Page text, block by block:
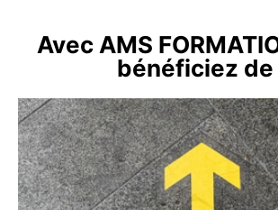
Avec AMS
bénéficiez de